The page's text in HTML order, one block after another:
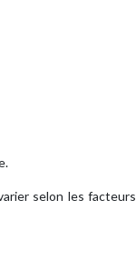
selon les facteurs